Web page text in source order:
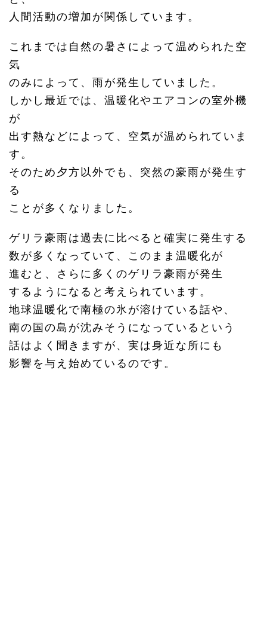
人間活動の増加が関係しています。
これまでは自然の暑さによって温められた空
気
のみによって、雨が発生していました。
しかし最近では、温暖化やエアコンの室外機
が
出す熱などによって、空気が温められていま
す。
そのため夕方以外でも、突然の豪雨が発生す
る
ことが多くなりました。
ゲリラ豪雨は過去に比べると確実に発生する
数が多くなっていて、このまま温暖化が
進むと、さらに多くのゲリラ豪雨が発生
するようになると考えられています。
地球温暖化で南極の氷が溶けている話や、
南の国の島が沈みそうになっているという
話はよく聞きますが、実は身近な所にも
影響を与え始めているのです。